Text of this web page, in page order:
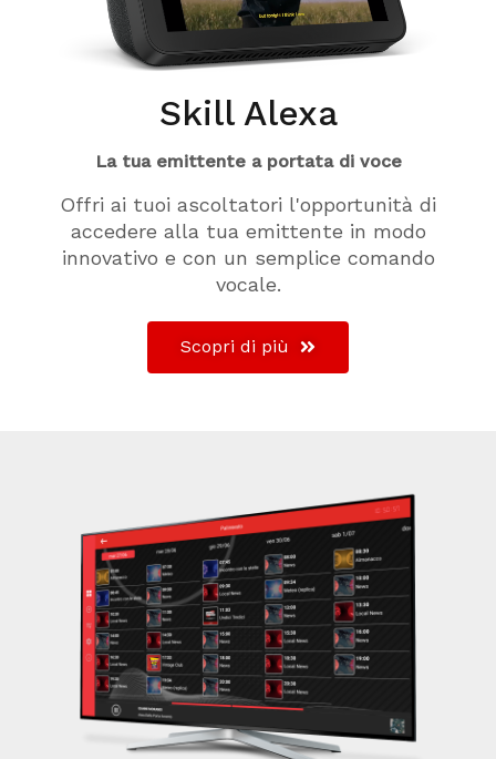
Skill Alexa
La tua emittente a portata di voce
Offri ai tuoi ascoltatori l'opportunità di
accedere alla tua emittente in modo
innovativo e con un semplice comando
vocale.
Scopri di più